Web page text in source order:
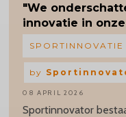
"We
innovatie in
Sportinnovator
SPORTINNOVATIE
by
08 APRIL 2026